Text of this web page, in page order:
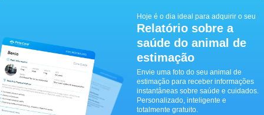
Hoje é o dia ideal para adquirir o seu
Relatório sobre a
saúde do animal de
estimação
Envie uma foto do seu animal de
estimação para receber informações
instantâneas sobre saúde e cuidados.
Personalizado, inteligente e
totalmente gratuito.